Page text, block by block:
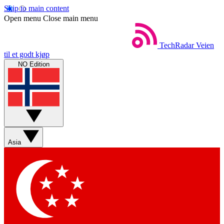
Skip to main content
Open menu Close main menu
TechRadar Veien
til et godt kjøp
NO Edition
Asia